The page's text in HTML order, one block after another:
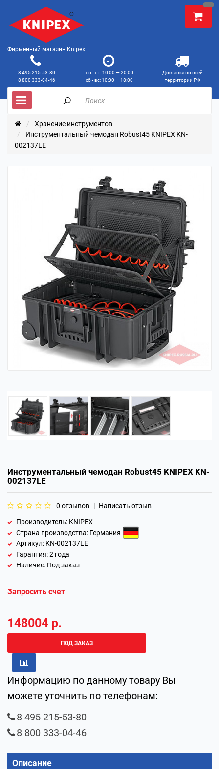
Фирменный магазин Knipex
8 495 215-53-80
8 800 333-04-46
пн - пт: 10:00 — 20:00
сб - вс: 10:00 — 18:00
Доставка по всей
территории РФ
Хранение инструментов
Инструментальный чемодан Robust45 KNIPEX KN-
002137LE
Инструментальный чемодан Robust45 KNIPEX KN-
002137LE
0 отзывов | Написать отзыв
Производитель: KNIPEX
Страна производства: Германия
Артикул: KN-002137LE
Гарантия:2 года
Наличие: Под заказ
Запросить счет
148004 р.
ПОД ЗАКАЗ
Информацию по данному товару Вы
можете уточнить по телефонам:
8 495 215-53-80
8 800 333-04-46
Описание